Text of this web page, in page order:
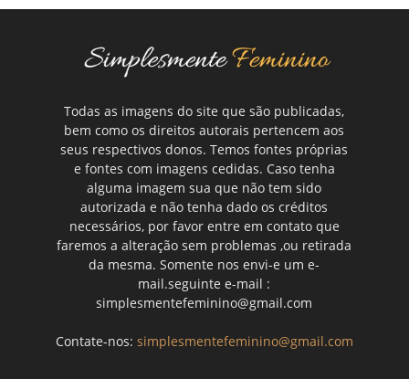
Todas as imagens do site que são publicadas,
bem como os direitos autorais pertencem aos
seus respectivos donos. Temos fontes próprias
e fontes com imagens cedidas. Caso tenha
alguma imagem sua que não tem sido
autorizada e não tenha dado os créditos
necessários, por favor entre em contato que
faremos a alteração sem problemas ,ou retirada
da mesma. Somente nos envi-e um e-
mail.seguinte e-mail :
simplesmentefeminino@gmail.com
Contate-nos: simplesmentefeminino@gmail.com